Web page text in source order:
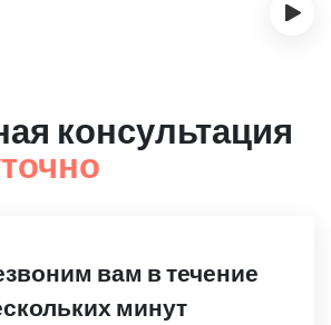
›
консультация
вам в течение
минут